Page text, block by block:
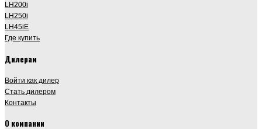
LH200i
LH250i
LH45iE
Где купить
Дилерам
Войти как дилер
Стать дилером
Контакты
О компании